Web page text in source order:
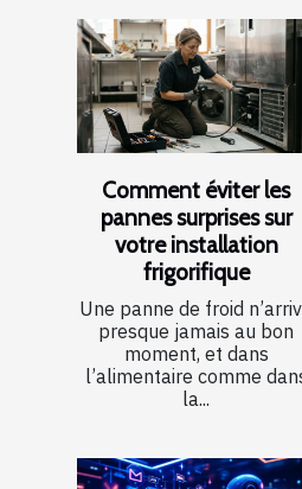
Comment éviter les
pannes surprises sur
votre installation
frigorifique
Une panne de froid
presque jamais au bon
moment, et dans
l’alimentaire comme
la...